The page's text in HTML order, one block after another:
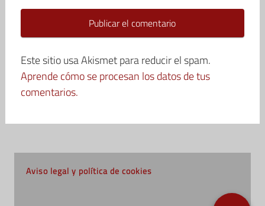
Este sitio usa Akismet para reducir el spam.
Aprende cómo se procesan los datos de tus
comentarios.
Aviso legal y política de cookies